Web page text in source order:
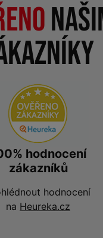
hodnocení
zákazníků
hodnocení
na Heureka.cz